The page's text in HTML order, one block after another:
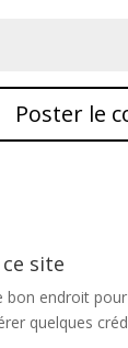
site
bon endroit
quelques